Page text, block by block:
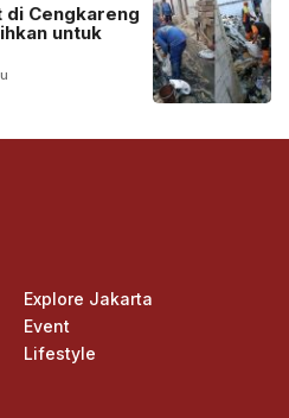
di Cengkareng
untuk
Explore Jakarta
Event
Lifestyle